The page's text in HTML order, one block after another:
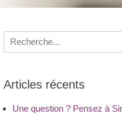
Recherche
pour
Articles récents
Une question ? Pensez à